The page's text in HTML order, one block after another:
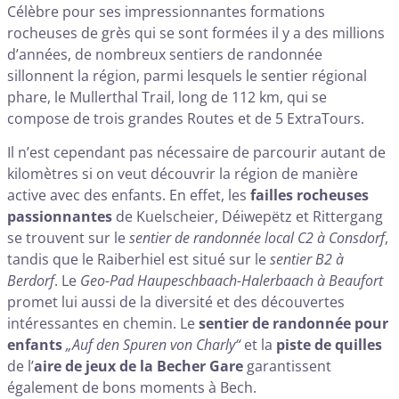
Célèbre pour ses impressionnantes formations
rocheuses de grès qui se sont formées il y a des millions
d’années, de nombreux sentiers de randonnée
sillonnent la région, parmi lesquels le sentier régional
phare, le Mullerthal Trail, long de 112 km, qui se
compose de trois grandes Routes et de 5 ExtraTours.
Il n’est cependant pas nécessaire de parcourir autant de
kilomètres si on veut découvrir la région de manière
active avec des enfants. En effet, les failles rocheuses
passionnantes de Kuelscheier, Déiwepëtz et Rittergang
se trouvent sur lesentier de randonnée local C2 à Consdorf,
tandis que le Raiberhiel est situé sur lesentier B2 à
Berdorf. Le Geo-Pad Haupeschbaach-Halerbaach à Beaufort
promet lui aussi de la diversité et des découvertes
intéressantes en chemin. Lesentier de randonnée pour
enfants„Auf den Spuren von Charly“et la piste de quilles
de l’aire de jeux de la Becher Gare garantissent
également de bons moments à Bech.